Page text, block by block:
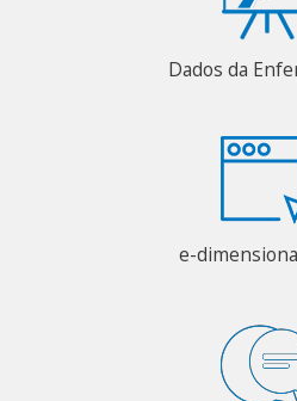
Dados da
e-